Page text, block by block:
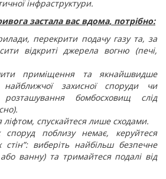
інфраструктури.
застала вас вдома, потрібно:
перекрити подачу газу та, за
відкриті джерела вогню (печі,
приміщення та якнайшвидше
захисної споруди чи
бомбосховищ слід
ліфтом, спускайтеся лише сходами.
поблизу немає, керуйтеся
стін”: виберіть найбільш безпечне
ванну) та тримайтеся подалі від